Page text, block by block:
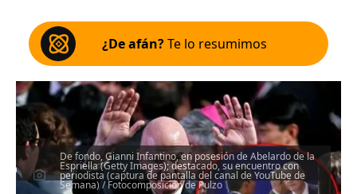
¿De afán?Te lo resumimos
De fondo, Gianni Infantino, en posesión de Abelardo de la
Espriella (Getty Images); destacado, su encuentro con
periodista (captura de pantalla del canal de YouTube de
Semana) / Fotocomposición de Pulzo